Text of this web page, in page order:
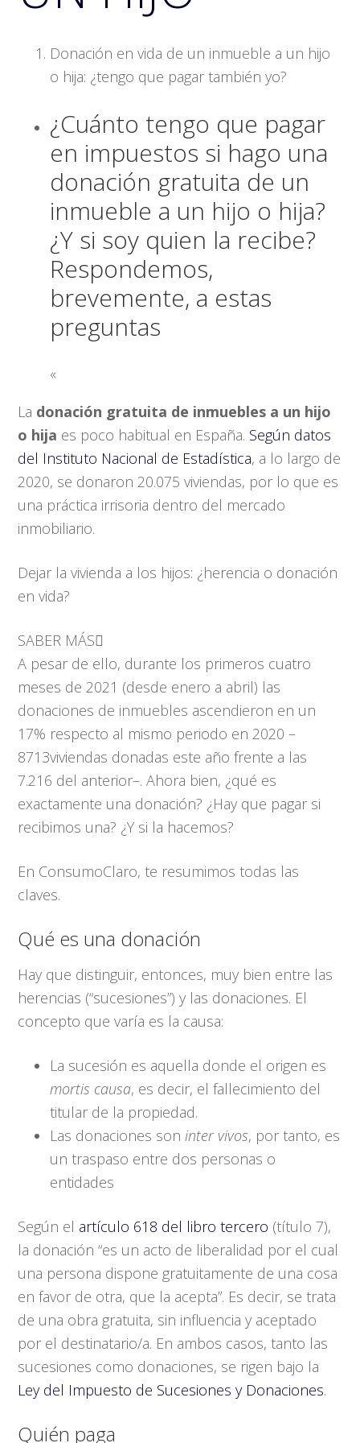
Donación en vida de un inmueble a un hijo
o hija: ¿tengo que pagar también yo?
¿Cuánto tengo que pagar
en impuestos si hago una
donación gratuita de un
inmueble a un hijo o hija?
¿Y si soy quien la recibe?
Respondemos,
brevemente, a estas
preguntas
«
La donación gratuita de inmuebles a un hijo
o hija es poco habitual en España. Según datos
del Instituto Nacional de Estadística, a lo largo de
2020, se donaron 20.075 viviendas, por lo que es
una práctica irrisoria dentro del mercado
inmobiliario.
Dejar la vivienda a los hijos: ¿herencia o donación
en vida?
SABER MÁS
A pesar de ello, durante los primeros cuatro
meses de 2021 (desde enero a abril) las
donaciones de inmuebles ascendieron en un
17% respecto al mismo periodo en2020 –
8713viviendas donadas este año frente a las
7.216 del anterior–. Ahora bien, ¿qué es
exactamente una donación? ¿Hay que pagar si
recibimos una? ¿Y si la hacemos?
En ConsumoClaro, te resumimos todas las
claves.
Qué es una donación
Hay que distinguir, entonces, muy bien entre las
herencias (“sucesiones”) y las donaciones. El
concepto que varía es la causa:
La sucesión es aquella donde el origen es
mortis causa, es decir, el fallecimiento del
titular de la propiedad.
Las donaciones soninter vivos, por tanto, es
un traspaso entre dos personas o
entidades
Según el artículo 618 del libro tercero (título 7),
la donación “es un acto de liberalidad por el cual
una persona dispone gratuitamente de una cosa
en favor de otra, que la acepta”. Es decir, se trata
de una obra gratuita, sin influencia y aceptado
por el destinatario/a. En ambos casos, tanto las
sucesiones como donaciones, se rigen bajo la
Ley del Impuesto de Sucesiones y Donaciones.
Quién paga